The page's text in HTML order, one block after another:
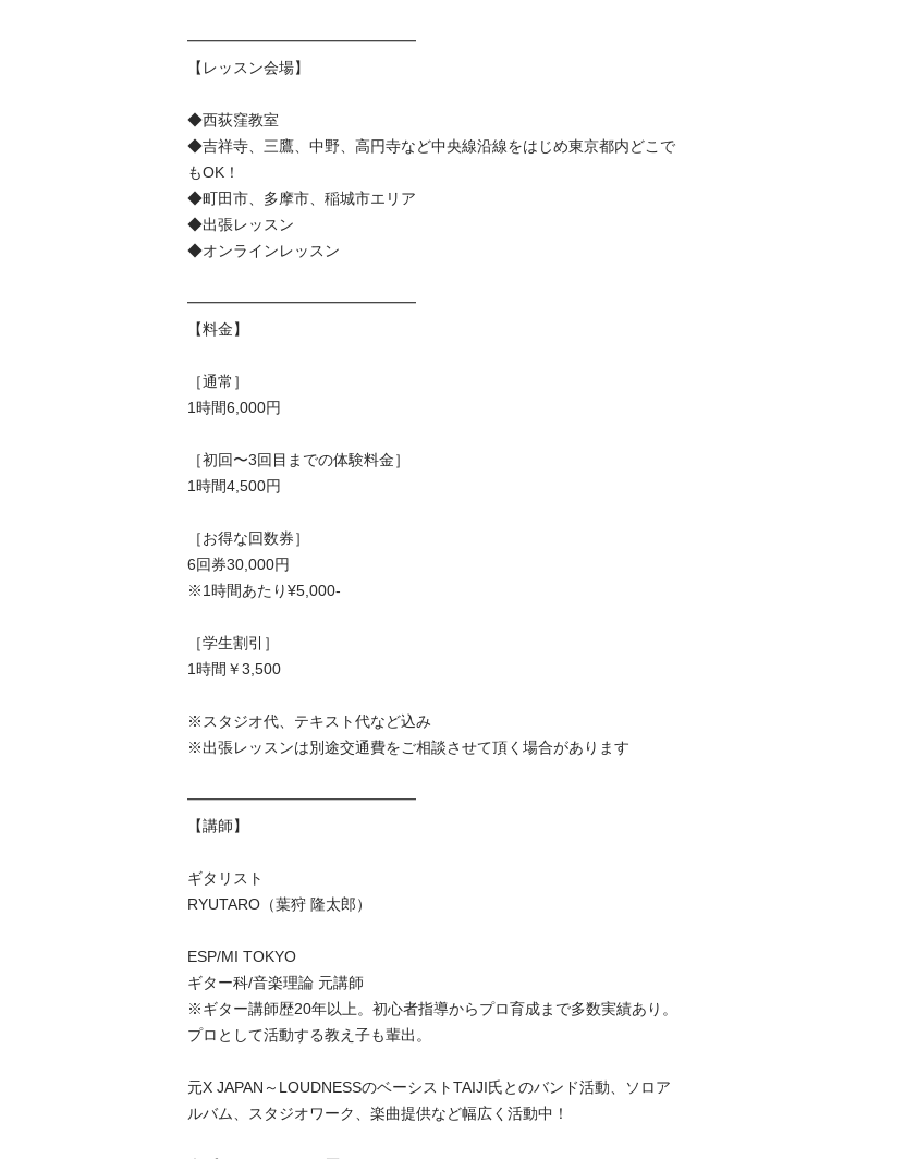
━━━━━━━━━━━━━━━
【レッスン会場】
◆西荻窪教室
◆吉祥寺、三鷹、中野、高円寺など中央線沿線をはじめ東京都内どこで
もOK！
◆町田市、多摩市、稲城市エリア
◆出張レッスン
◆オンラインレッスン
━━━━━━━━━━━━━━━
【料金】
［通常］
1時間6,000円
［初回〜3回目までの体験料金］
1時間4,500円
［お得な回数券］
6回券30,000円
※1時間あたり¥5,000-
［学生割引］
1時間￥3,500
※スタジオ代、テキスト代など込み
※出張レッスンは別途交通費をご相談させて頂く場合があります
━━━━━━━━━━━━━━━
【講師】
ギタリスト
RYUTARO（葉狩 隆太郎）
ESP/MI TOKYO
ギター科/音楽理論 元講師
※ギター講師歴20年以上。初心者指導からプロ育成まで多数実績あり。
プロとして活動する教え子も輩出。
元X JAPAN～LOUDNESSのベーシストTAIJI氏とのバンド活動、ソロア
ルバム、スタジオワーク、楽曲提供など幅広く活動中！